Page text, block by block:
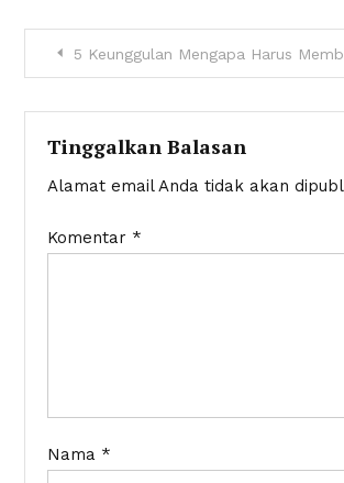
Navigasi
pos
5 Keunggulan Mengapa Harus Membeli
Tinggalkan Balasan
Alamat email Anda tidak akan
Komentar *
Nama *